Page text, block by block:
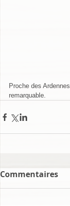
Proche des
remarquable.
Commentaires